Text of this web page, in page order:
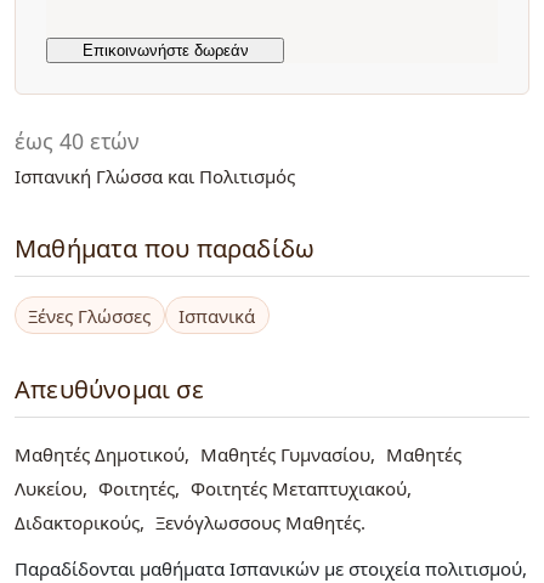
έως 40 ετών
Ισπανική Γλώσσα και Πολιτισμός
Μαθήματα που παραδίδω
Ξένες Γλώσσες Ισπανικά
Απευθύνομαι σε
Μαθητές Δημοτικού Μαθητές Γυμνασίου
Μαθητές
Λυκείου
Φοιτητές
Φοιτητές Μεταπτυχιακού
Διδακτορικούς
Ξενόγλωσσους Μαθητές
Παραδίδονται μαθήματα Ισπανικών με στοιχεία πολιτισμού,